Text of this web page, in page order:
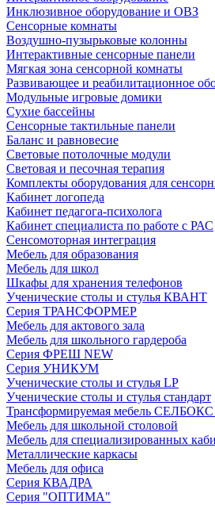
Инклюзивное оборудование и ОВЗ
Cенсорные комнаты
Воздушно-пузырьковые колонны
Интерактивные сенсорные панели
Мягкая зона сенсорной комнаты
Развивающее и реабилитационное
Модульные игровые домики
Сухие бассейны
Сенсорные тактильные панели
Баланс и равновесие
Световые потолочные модули
Световая и песочная терапия
Комплекты оборудования для
Кабинет логопеда
Кабинет педагога-психолога
Кабинет специалиста по работе с РАС
Сенсомоторная интеграция
Мебель для образования
Мебель для школ
Шкафы для хранения телефонов
Ученические столы и стулья КВАНТ
Серия ТРАНСФОРМЕР
Мебель для актового зала
Мебель для школьного гардероба
Серия ФРЕШ NEW
Серия УНИКУМ
Ученические столы и стулья LP
Ученические столы и стулья стандарт
Трансформируемая мебель
Мебель для школьной столовой
Мебель для специализированных
Металлические каркасы
Мебель для офиса
Серия КВАДРА
Серия "ОПТИМА"